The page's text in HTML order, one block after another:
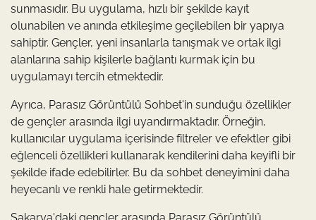
sunmasıdır. Bu uygulama, hızlı bir şekilde kayıt
olunabilen ve anında etkileşime geçilebilen bir yapıya
sahiptir. Gençler, yeni insanlarla tanışmak ve ortak ilgi
alanlarına sahip kişilerle bağlantı kurmak için bu
uygulamayı tercih etmektedir.
Ayrıca, Parasız Görüntülü Sohbet'in sunduğu özellikler
de gençler arasında ilgi uyandırmaktadır. Örneğin,
kullanıcılar uygulama içerisinde filtreler ve efektler gibi
eğlenceli özellikleri kullanarak kendilerini daha keyifli bir
şekilde ifade edebilirler. Bu da sohbet deneyimini daha
heyecanlı ve renkli hale getirmektedir.